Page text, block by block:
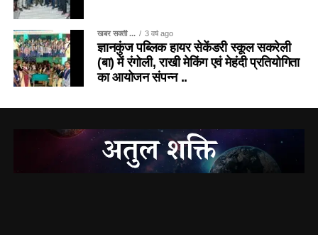
खबर सक्ती ... 3 वर्ष ago
ज्ञानकुंज पब्लिक हायर सेकेंडरी स्कूल सकरेली
(बा) में रंगोली, राखी मेकिंग एवं मेहंदी प्रतियोगिता
का आयोजन संपन्न ..